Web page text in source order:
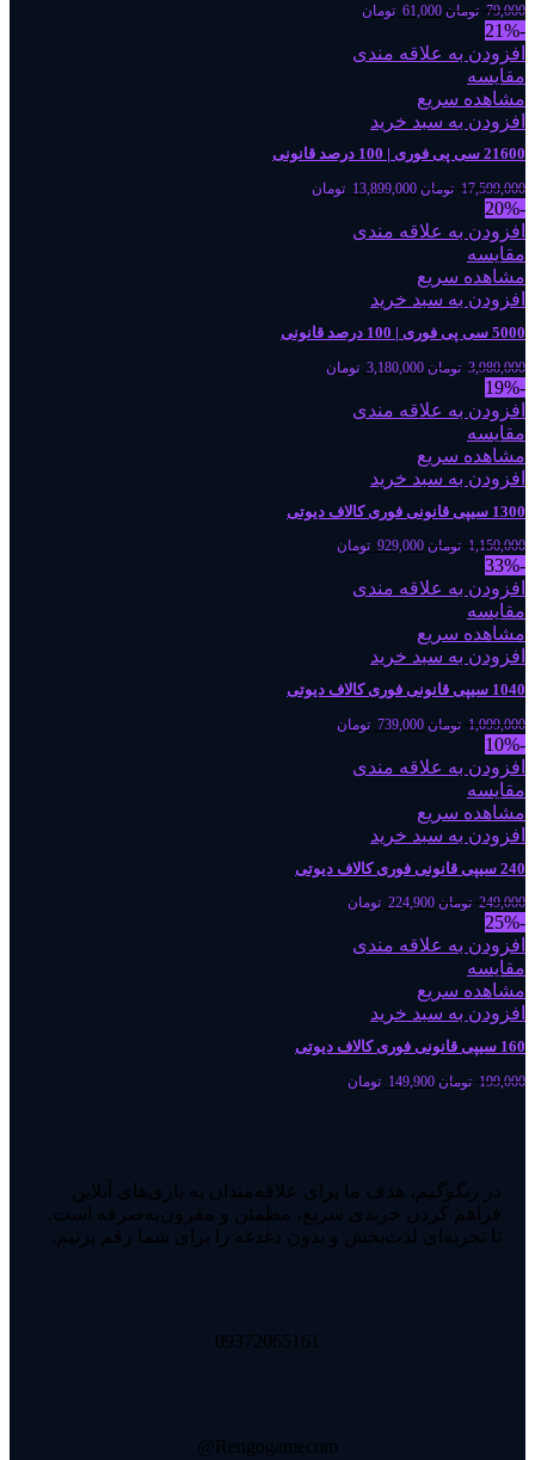
79,000 تومان 61,000 تومان
-21%
افزودن به علاقه مندی
مقایسه
مشاهده سریع
افزودن به سبد خرید
21600 سی پی فوری | 100 درصد قانونی
17,599,000 تومان 13,899,000 تومان
-20%
افزودن به علاقه مندی
مقایسه
مشاهده سریع
افزودن به سبد خرید
5000 سی پی فوری | 100 درصد قانونی
3,980,000 تومان 3,180,000 تومان
-19%
افزودن به علاقه مندی
مقایسه
مشاهده سریع
افزودن به سبد خرید
1300 سیپی قانونی فوری کالاف دیوتی
1,150,000 تومان 929,000 تومان
-33%
افزودن به علاقه مندی
مقایسه
مشاهده سریع
افزودن به سبد خرید
1040 سیپی قانونی فوری کالاف دیوتی
1,099,000 تومان 739,000 تومان
-10%
افزودن به علاقه مندی
مقایسه
مشاهده سریع
افزودن به سبد خرید
240 سیپی قانونی فوری کالاف دیوتی
249,000 تومان 224,900 تومان
-25%
افزودن به علاقه مندی
مقایسه
مشاهده سریع
افزودن به سبد خرید
160 سیپی قانونی فوری کالاف دیوتی
199,000 تومان 149,900 تومان
در رنگوگیم ، هدف ما برای علاقه‌مندان به بازی‌های آنلاین
فراهم کردن خریدی سریع، مطمئن و مقرون‌به‌صرفه است.
تا تجربه‌ای لذت‌بخش و بدون دغدغه را برای شما رقم بزنیم.
09372065161
Rengogamecom@